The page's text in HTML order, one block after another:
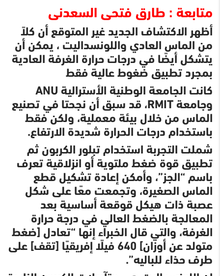
متابعة : طارق فتحى السعدنى
أظهر الاكتشاف الجديد غير المتوقع أن كلاً
من الماس العادي واللونسداليت ، يمكن أن
يتشكل أيضًا في درجات حرارة الغرفة العادية
بمجرد تطبيق ضغوط عالية فقط
كانت الجامعة الوطنية الأسترالية ANU
وجامعة RMIT، قد سبق أن نجحتا في تصنيع
الماس من خلال بيئة معملية، ولكن فقط
باستخدام درجات الحرارة شديدة الارتفاع.
شملت التجربة استخدام تبلور الكربون ثم
تطبيق قوة ضغط ملتوية أو انزلاقية تعرف
باسم “الجز”، وأمكن إعادة تشكيل قطع
الماس الصغيرة، وتجمعت معًا على شكل
عصبة ذات هيكل قوقعة أساسية بعد
المعالجة بالضغط العالي في درجة حرارة
الغرفة، والتي قال الخبراء إنها “تعادل [ضغط
متولد عن أوزان] 640 فيلًا إفريقيًا [تقف] على
طرف حذاء للباليه”.